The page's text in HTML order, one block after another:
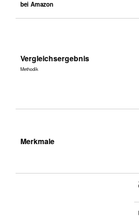
bei Amazon
Vergleichsergebnis
Methodik
Merkmale